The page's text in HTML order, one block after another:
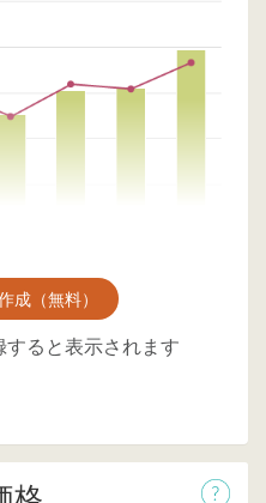
成（無料）
ると表示されます